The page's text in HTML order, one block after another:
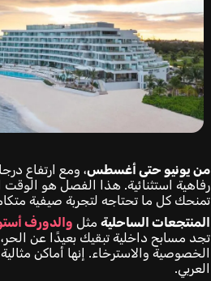
من يونيو حتى أغسطس، ومع ارتفاع
رفاهية استثنائية. هذا الفصل هو الوقت
تمنحك كل ما تحتاجه لتجربة صيفية
المنتجعات الساحلية مثل والدورف
تجد مسابح داخلية تبقيك بعيدًا عن
الخصوصية والاسترخاء. إنها أماكن
العربي.